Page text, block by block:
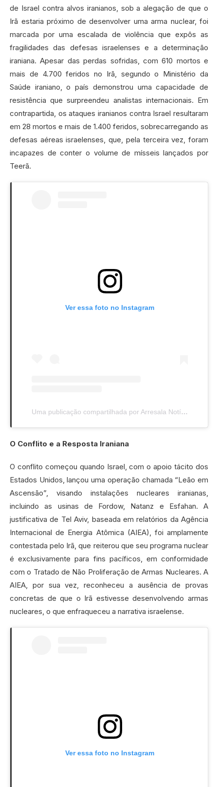
de Israel contra alvos iranianos, sob a alegação de que o
Irã estaria próximo de desenvolver uma arma nuclear, foi
marcada por uma escalada de violência que expôs as
fragilidades das defesas israelenses e a determinação
iraniana. Apesar das perdas sofridas, com 610 mortos e
mais de 4.700 feridos no Irã, segundo o Ministério da
Saúde iraniano, o país demonstrou uma capacidade de
resistência que surpreendeu analistas internacionais. Em
contrapartida, os ataques iranianos contra Israel resultaram
em 28 mortos e mais de 1.400 feridos, sobrecarregando as
defesas aéreas israelenses, que, pela terceira vez, foram
incapazes de conter o volume de mísseis lançados por
Teerã.
Ver essa foto no Instagram
Uma publicação compartilhada por Arresala Notícias (@arresalanoticias)
O Conflito e a Resposta Iraniana
O conflito começou quando Israel, com o apoio tácito dos
Estados Unidos, lançou uma operação chamada “Leão em
Ascensão”, visando instalações nucleares iranianas,
incluindo as usinas de Fordow, Natanz e Esfahan. A
justificativa de Tel Aviv, baseada em relatórios da Agência
Internacional de Energia Atômica (AIEA), foi amplamente
contestada pelo Irã, que reiterou que seu programa nuclear
é exclusivamente para fins pacíficos, em conformidade
com o Tratado de Não Proliferação de Armas Nucleares. A
AIEA, por sua vez, reconheceu a ausência de provas
concretas de que o Irã estivesse desenvolvendo armas
nucleares, o que enfraqueceu a narrativa israelense.
Ver essa foto no Instagram